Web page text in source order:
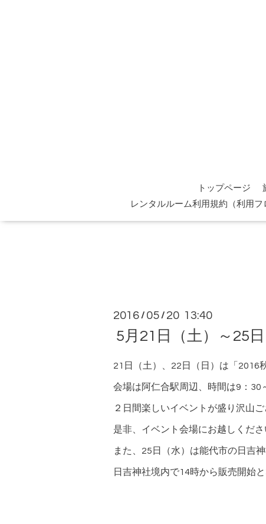
トップページ
レンタルルーム利用規約（利用フ
2016 / 05 / 20 13:40
5月21日（土）～25
21日（土）、22日（日）は「2016
会場は阿仁合駅周辺、時間は9：30
２日間楽しいイベントが盛り沢山ご
是非、イベント会場にお越しくださ
また、25日（水）は能代市の日吉
日吉神社境内で14時から販売開始と